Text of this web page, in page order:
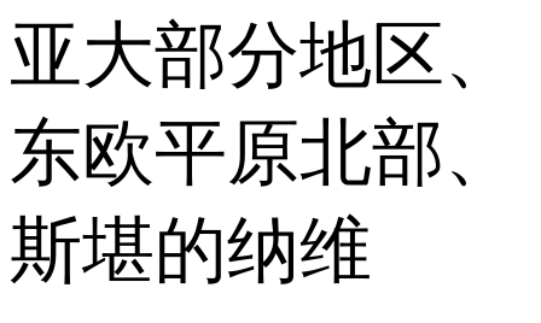
亚大部分地区、
东欧平原北部、
斯堪的纳维